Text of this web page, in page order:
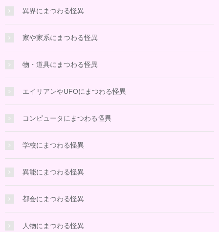
異界にまつわる怪異
家や家系にまつわる怪異
物・道具にまつわる怪異
エイリアンやUFOにまつわる怪異
コンピュータにまつわる怪異
学校にまつわる怪異
異能にまつわる怪異
都会にまつわる怪異
人物にまつわる怪異